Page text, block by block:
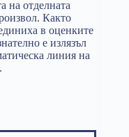
на отделната
Както
в оценките
е излязъл
линия на